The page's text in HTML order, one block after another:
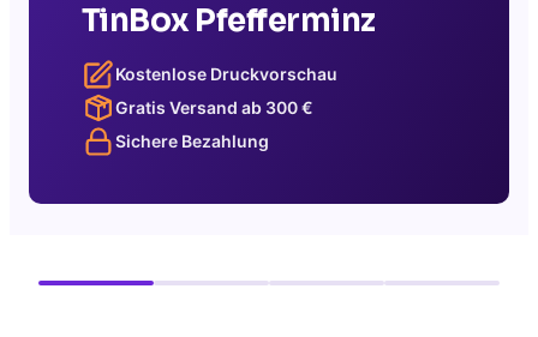
TinBox Pfefferminz
Kostenlose Druckvorschau
Gratis Versand ab 300€
Sichere Bezahlung